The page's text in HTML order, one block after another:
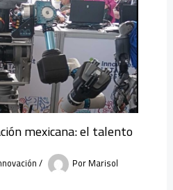
mexicana: el talento
/ PorMarisol